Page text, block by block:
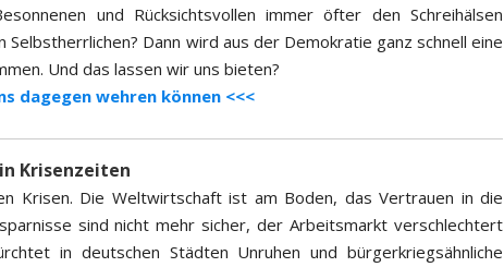
und Rücksichtsvollen immer öfter den Schreihälsen
Selbstherrlichen? Dann wird aus der Demokratie ganz schnell eine
Und das lassen wir uns bieten?
dagegen wehren können <<<
Krisenzeiten
Krisen. Die Weltwirtschaft ist am Boden, das Vertrauen in die
sind nicht mehr sicher, der Arbeitsmarkt verschlechtert
in deutschen Städten Unruhen und bürgerkriegsähnliche